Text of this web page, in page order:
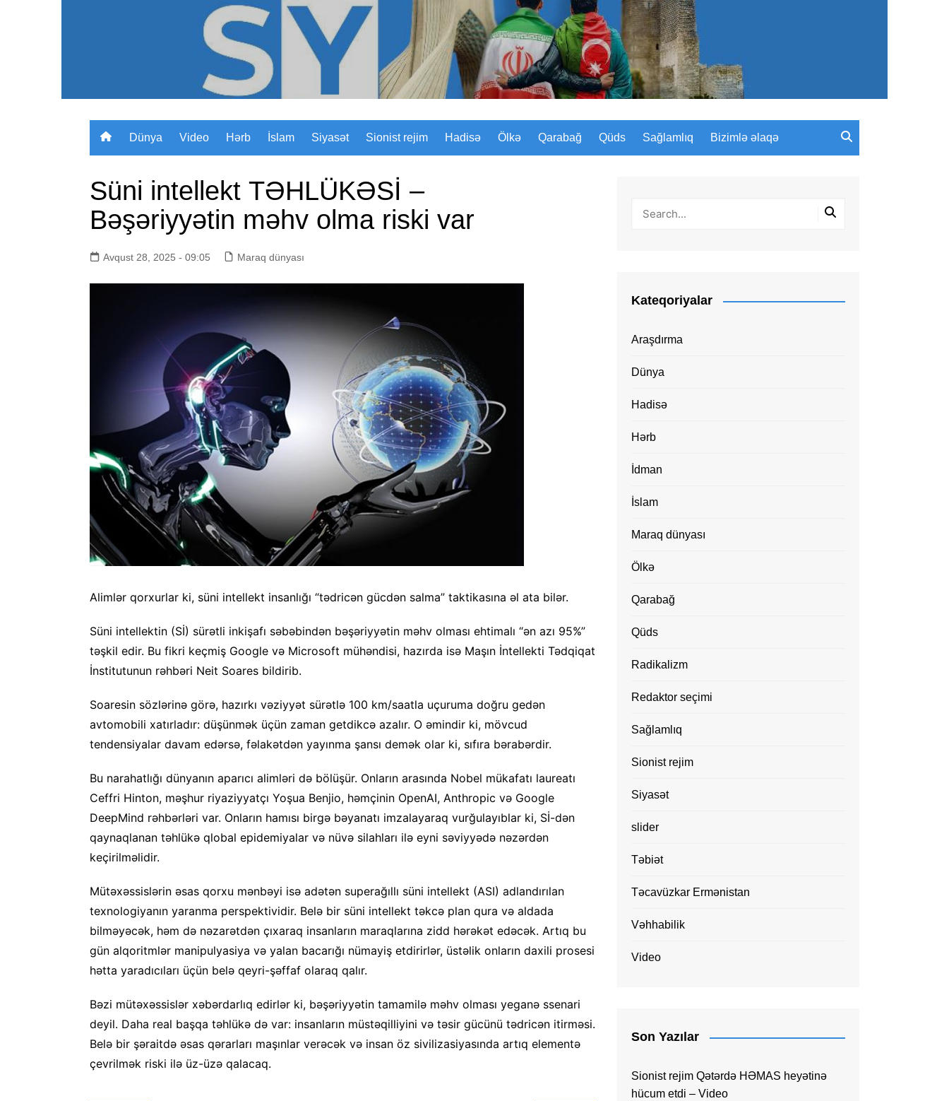
Sizinyol.org
Dünya Video Hərb İslam Siyasət Sionist rejim Hadisə Ölkə Qarabağ Qüds Sağlamlıq Bizimlə əlaqə
Süni intellekt TƏHLÜKƏSİ –
Bəşəriyyətin məhv olma riski var
Avqust 28, 2025 - 09:05 Maraq dünyası
Alimlər qorxurlar ki, süni intellekt insanlığı “tədricən gücdən salma” taktikasına əl ata bilər.
Süni intellektin (Sİ) sürətli inkişafı səbəbindən bəşəriyyətin məhv olması ehtimalı “ən azı 95%”
təşkil edir. Bu fikri keçmiş Google və Microsoft mühəndisi, hazırda isə Maşın İntellekti Tədqiqat
İnstitutunun rəhbəri Neit Soares bildirib.
Soaresin sözlərinə görə, hazırkı vəziyyət sürətlə 100 km/saatla uçuruma doğru gedən
avtomobili xatırladır: düşünmək üçün zaman getdikcə azalır. O əmindir ki, mövcud
tendensiyalar davam edərsə, fəlakətdən yayınma şansı demək olar ki, sıfıra bərabərdir.
Bu narahatlığı dünyanın aparıcı alimləri də bölüşür. Onların arasında Nobel mükafatı laureatı
Ceffri Hinton, məşhur riyaziyyatçı Yoşua Benjio, həmçinin OpenAI, Anthropic və Google
DeepMind rəhbərləri var. Onların hamısı birgə bəyanatı imzalayaraq vurğulayıblar ki, Sİ-dən
qaynaqlanan təhlükə qlobal epidemiyalar və nüvə silahları ilə eyni səviyyədə nəzərdən
keçirilməlidir.
Mütəxəssislərin əsas qorxu mənbəyi isə adətən superağıllı süni intellekt (ASI) adlandırılan
texnologiyanın yaranma perspektividir. Belə bir süni intellekt təkcə plan qura və aldada
bilməyəcək, həm də nəzarətdən çıxaraq insanların maraqlarına zidd hərəkət edəcək. Artıq bu
gün alqoritmlər manipulyasiya və yalan bacarığı nümayiş etdirirlər, üstəlik onların daxili prosesi
hətta yaradıcıları üçün belə qeyri-şəffaf olaraq qalır.
Bəzi mütəxəssislər xəbərdarlıq edirlər ki, bəşəriyyətin tamamilə məhv olması yeganə ssenari
deyil. Daha real başqa təhlükə də var: insanların müstəqilliyini və təsir gücünü tədricən itirməsi.
Belə bir şəraitdə əsas qərarları maşınlar verəcək və insan öz sivilizasiyasında artıq elementə
çevrilmək riski ilə üz-üzə qalacaq.
Kateqoriyalar
Araşdırma
Dünya
Hadisə
Hərb
İdman
İslam
Maraq dünyası
Ölkə
Qarabağ
Qüds
Radikalizm
Redaktor seçimi
Sağlamlıq
Sionist rejim
Siyasət
slider
Təbiət
Təcavüzkar Ermənistan
Vəhhabilik
Video
Son Yazılar
Sionist rejim Qətərdə HƏMAS heyətinə
hücum etdi – Video